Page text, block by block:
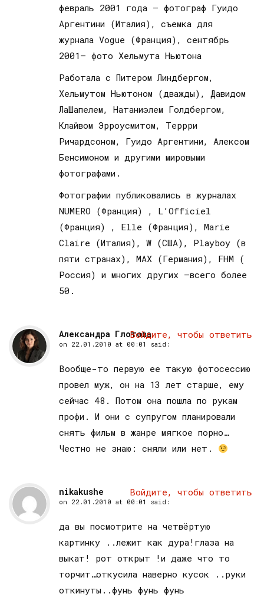
февраль 2001 года – фотограф Гуидо
Аргентини (Италия), съемка для
журнала Vogue (Франция), сентябрь
2001– фото Хельмута Ньютона
Работала с Питером Линдбергом,
Хельмутом Ньютоном (дважды), Давидом
ЛаШапелем, Натаниэлем Голдбергом,
Клайвом Эрроусмитом, Террри
Ричардсоном, Гуидо Аргентини, Алексом
Бенсимоном и другими мировыми
фотографами.
Фотографии публиковались в журналах
NUMERO (Франция) , L’Officiel
(Франция) , Elle (Франция), Marie
Claire (Италия), W (США), Playboy (в
пяти странах), MAX (Германия), FHM (
Россия) и многих других –всего более
50.
Александра Глотова
on 22.01.2010 at 00:01 said:
Вообще-то первую ее такую фотосессию
провел муж, он на 13 лет старше, ему
сейчас 48. Потом она пошла по рукам
профи. И они с супругом планировали
снять фильм в жанре мягкое порно…
Честно не знаю: сняли или нет.
Войдите, чтобы ответить
nikakushe
on 22.01.2010 at 00:01 said:
да вы посмотрите на четвёртую
картинку ..лежит как дура!глаза на
выкат! рот открыт !и даже что то
торчит…откусила наверно кусок ..руки
откинуты..фунь фунь фунь
Войдите, чтобы ответить